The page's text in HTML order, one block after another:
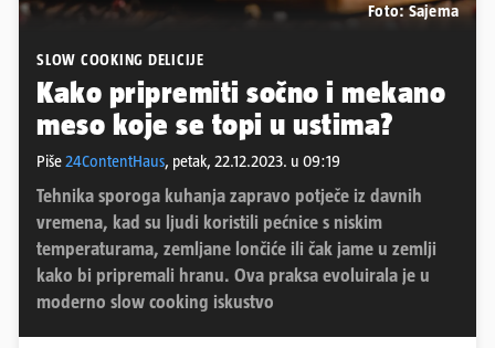
Foto: Sajema
SLOW COOKING DELICIJE
Kako pripremiti sočno i mekano
meso koje se topi u ustima?
Piše24ContentHaus, petak, 22.12.2023. u 09:19
Tehnika sporoga kuhanja zapravo potječe iz davnih
vremena, kad su ljudi koristili pećnice s niskim
temperaturama, zemljane lončiće ili čak jame u zemlji
kako bi pripremali hranu. Ova praksa evoluirala je u
moderno slow cooking iskustvo